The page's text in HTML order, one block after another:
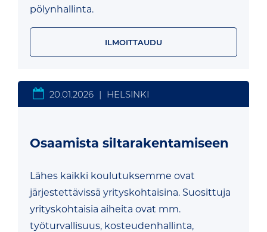
pölynhallinta.
ILMOITTAUDU
20.01.2026 | HELSINKI
Osaamista siltarakentamiseen
Lähes kaikki koulutuksemme ovat
järjestettävissä yrityskohtaisina. Suosittuja
yrityskohtaisia aiheita ovat mm.
työturvallisuus, kosteudenhallinta,